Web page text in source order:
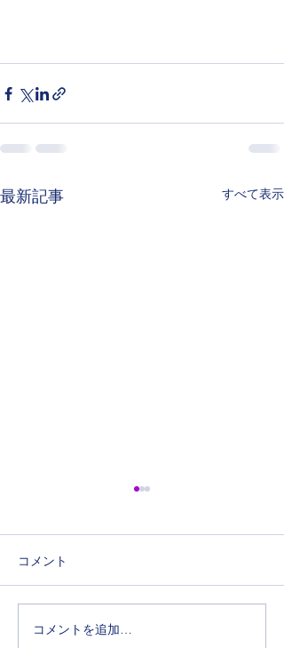
最新記事 すべて表示
24回蘭亭展に出品、会員達と
上野精養軒での親睦会にも参
加し
コメント
コメントを追加…